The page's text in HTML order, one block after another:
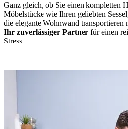
Ganz gleich, ob Sie einen kompletten
Möbelstücke wie Ihren geliebten
die elegante Wohnwand transportieren
Ihr zuverlässiger Partner für einen
Stress.